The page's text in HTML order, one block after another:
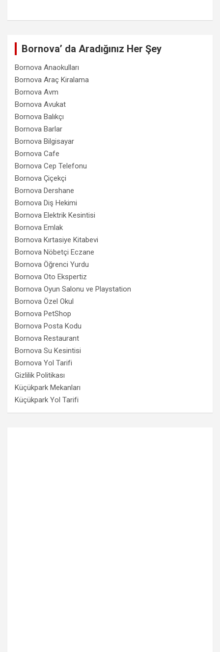
Bornova’ da Aradığınız Her Şey
Bornova Anaokulları
Bornova Araç Kiralama
Bornova Avm
Bornova Avukat
Bornova Balıkçı
Bornova Barlar
Bornova Bilgisayar
Bornova Cafe
Bornova Cep Telefonu
Bornova Çiçekçi
Bornova Dershane
Bornova Diş Hekimi
Bornova Elektrik Kesintisi
Bornova Emlak
Bornova Kırtasiye Kitabevi
Bornova Nöbetçi Eczane
Bornova Öğrenci Yurdu
Bornova Oto Ekspertiz
Bornova Oyun Salonu ve Playstation
Bornova Özel Okul
Bornova PetShop
Bornova Posta Kodu
Bornova Restaurant
Bornova Su Kesintisi
Bornova Yol Tarifi
Gizlilik Politikası
Küçükpark Mekanları
Küçükpark Yol Tarifi